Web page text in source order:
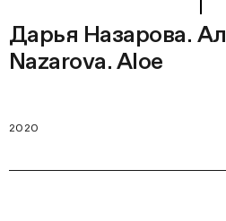
Дарья Назарова.
Nazarova. Aloe
2020